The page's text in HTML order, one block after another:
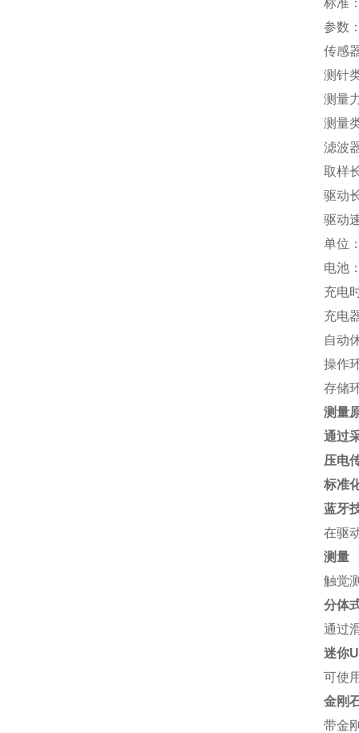
标准
参数
传感
测针
测量
测量
滤波
取样
驱动
驱动
单位
电池
充电
充电
自动
操作
存储
测量
通过
压电
标准
蓝牙
在驱
测量
触觉
分体
通过
迷你
可使
金刚
带金